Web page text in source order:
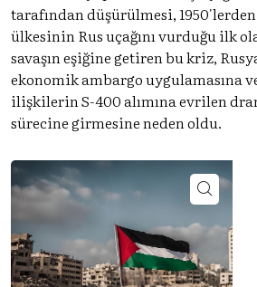
tarafından düşürülmesi,
ülkesinin Rus uçağını vurduğu ilk
savaşın eşiğine getiren bu kriz,
ekonomik ambargo uygulamasına
ilişkilerin S-400 alımına evrilen
sürecine girmesine neden oldu.